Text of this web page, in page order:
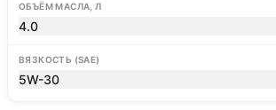
ОБЪЁМ МАСЛА, Л
4.0
ВЯЗКОСТЬ (SAE)
5W-30